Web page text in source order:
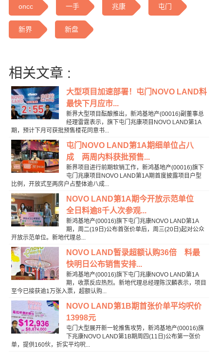
oncc 一手 兆康 屯门
新界 新盘
相关文章 :
大型项目加速部署！屯门NOVO LAND料
最快下月应市...
新界大型项目酝酿推出，新鸿基地产(00016)副董事总
经理雷霆表示，旗下屯门兆康项目NOVO LAND第1A
期，预计下月可获批预售楼花同意书...
屯门NOVO LAND第1A期细单位占八
成 两周内料获批预售...
新界项目进行前期软销工作，新鸿基地产(00016)旗下
屯门兆康项目NOVO LAND第1A期首度披露项目户型
比例，开放式至两房户占整体逾八成...
NOVO LAND第1A期今开放示范单位
全日料逾8千人次参观...
新鸿基地产(00016)旗下屯门兆康NOVO LAND第1A
期，周二(19日)公布首张价单后，周三(20日)起对公众
开放示范单位。新地代理总...
NOVO LAND暂录超额认购36倍 料最
快明日公布销售安排...
新鸿基地产(00016)旗下屯门兆康NOVO LAND第1A
期，收票反应热烈。新地代理总经理陈汉麟表示，项目
至今已接获逾1万张入票，超额认购...
NOVO LAND第1B期首张价单平均呎价
13998元
屯门大型展开新一轮推售攻势，新鸿基地产(00016)旗
下兆康NOVO LAND第1B期周四(11日)公布第一张价
单，提供160伙，折实平均呎...